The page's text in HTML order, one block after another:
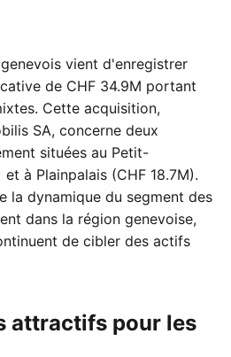
vient d'enregistrer
de CHF 34.9M portant
Cette acquisition,
SA, concerne deux
situées au Petit-
et à Plainpalais (CHF 18.7M).
la dynamique du segment des
dans la région genevoise,
de cibler des actifs
attractifs pour les